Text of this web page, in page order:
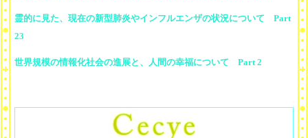
霊的に見た、現在の新型肺炎やインフルエンザの状況について Part
23
世界規模の情報化社会の進展と、人間の幸福について Part 2